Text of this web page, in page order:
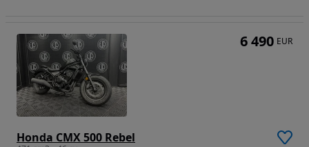
Honda CMX 500 Rebel
6 490 EUR